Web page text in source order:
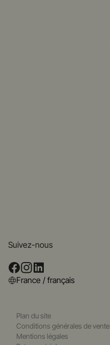
Suivez-nous
France / français
Plan du site
Conditions générales de vente
Mentions légales